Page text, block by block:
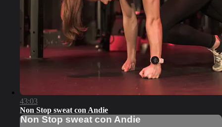
43:03
Non Stop sweat con Andie
Non Stop sweat con Andie